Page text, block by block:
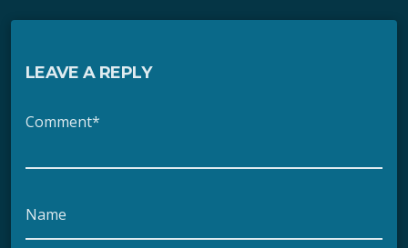
LEAVE A REPLY
Comment*
Name